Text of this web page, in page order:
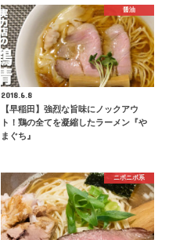
醤油
2018.6.8
【早稲田】強烈な旨味にノックアウ
ト！鶏の全てを凝縮したラーメン『や
まぐち』
ニボニボ系